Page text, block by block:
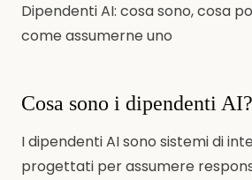
Dipendenti AI: cosa sono, cosa
come assumerne uno
Cosa sono i dipendenti AI?
I dipendenti AI sono sistemi di
progettati per assumere